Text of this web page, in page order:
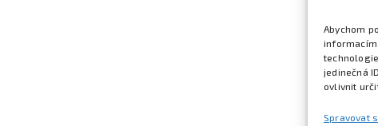
Abychom
informacím
jedinečná
ovlivnit
Spravovat